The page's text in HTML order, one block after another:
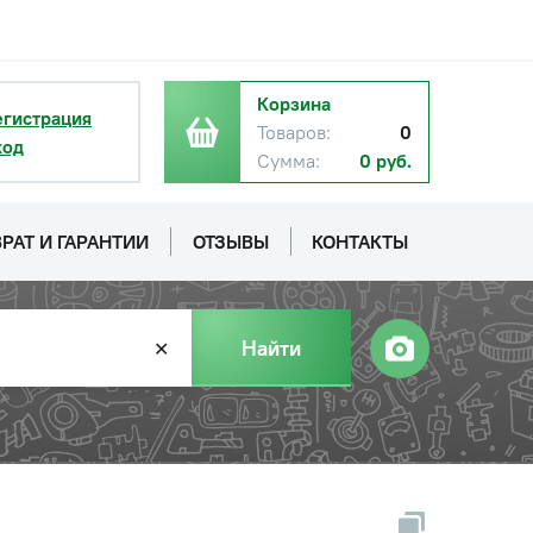
Корзина
Товаров:
0
Сумма:
0 руб.
И ГАРАНТИИ ОТЗЫВЫ КОНТАКТЫ
✕ Найти